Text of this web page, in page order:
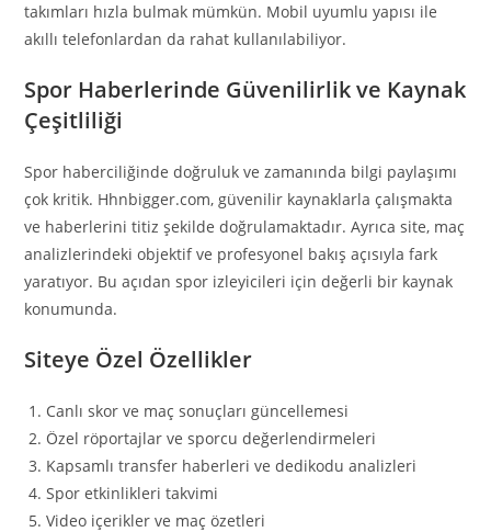
takımları hızla bulmak mümkün. Mobil uyumlu yapısı ile
akıllı telefonlardan da rahat kullanılabiliyor.
Spor Haberlerinde Güvenilirlik ve Kaynak
Çeşitliliği
Spor haberciliğinde doğruluk ve zamanında bilgi paylaşımı
çok kritik. Hhnbigger.com, güvenilir kaynaklarla çalışmakta
ve haberlerini titiz şekilde doğrulamaktadır. Ayrıca site, maç
analizlerindeki objektif ve profesyonel bakış açısıyla fark
yaratıyor. Bu açıdan spor izleyicileri için değerli bir kaynak
konumunda.
Siteye Özel Özellikler
Canlı skor ve maç sonuçları güncellemesi
Özel röportajlar ve sporcu değerlendirmeleri
Kapsamlı transfer haberleri ve dedikodu analizleri
Spor etkinlikleri takvimi
Video içerikler ve maç özetleri